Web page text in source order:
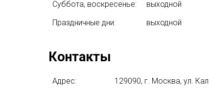
Суббота, воскресенье:
выходной
Праздничные дни:
выходной
Контакты
Адрес:
129090, г. Москва, ул.